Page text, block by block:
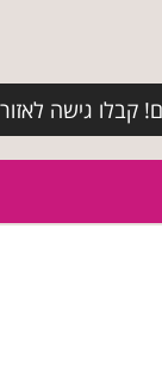
גישה לאזור